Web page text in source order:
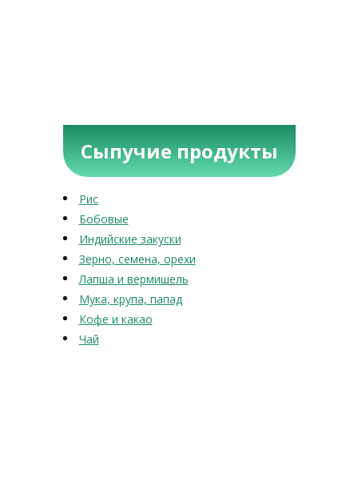
Сыпучие продукты
Рис
Бобовые
Индийские закуски
Зерно, семена, орехи
Лапша и вермишель
Мука, крупа, папад
Кофе и какао
Чай